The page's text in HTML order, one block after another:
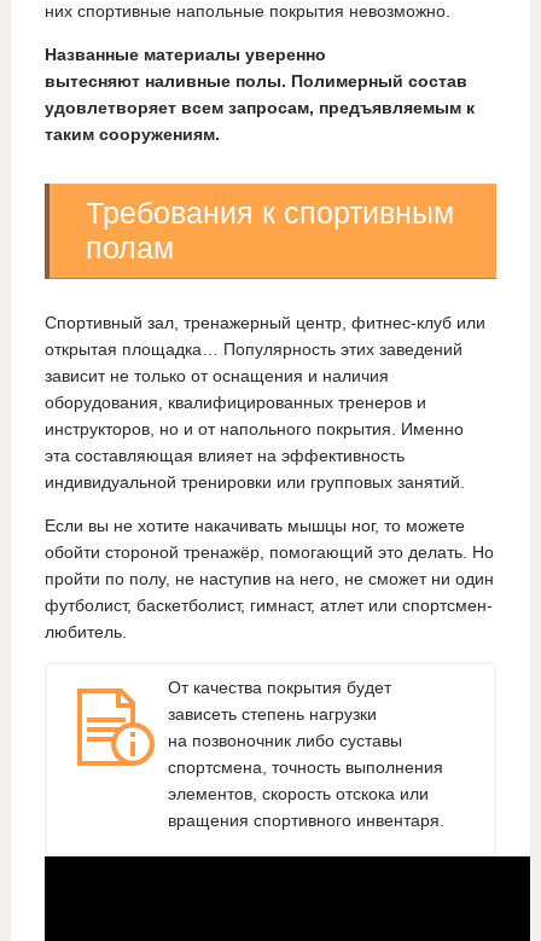
них спортивные напольные покрытия невозможно.
Названные материалы уверенно
вытесняют наливные полы. Полимерный состав
удовлетворяет всем запросам, предъявляемым к
таким сооружениям.
Требования к спортивным
полам
Спортивный зал, тренажерный центр, фитнес-клуб или
открытая площадка… Популярность этих заведений
зависит не только от оснащения и наличия
оборудования, квалифицированных тренеров и
инструкторов, но и от напольного покрытия. Именно
эта составляющая влияет на эффективность
индивидуальной тренировки или групповых занятий.
Если вы не хотите накачивать мышцы ног, то можете
обойти стороной тренажёр, помогающий это делать. Но
пройти по полу, не наступив на него, не сможет ни один
футболист, баскетболист, гимнаст, атлет или спортсмен-
любитель.
От качества покрытия будет
зависеть степень нагрузки
на позвоночник либо суставы
спортсмена, точность выполнения
элементов, скорость отскока или
вращения спортивного инвентаря.